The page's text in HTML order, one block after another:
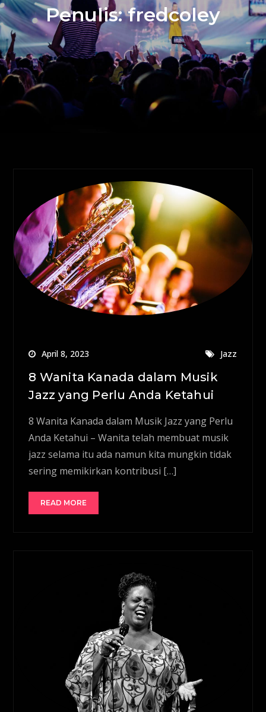
Penulis:fredcoley
April 8, 2023 Jazz
8 Wanita Kanada dalam Musik
Jazz yang Perlu Anda Ketahui
8 Wanita Kanada dalam Musik Jazz yang Perlu
Anda Ketahui – Wanita telah membuat musik
jazz selama itu ada namun kita mungkin tidak
sering memikirkan kontribusi […]
READ MORE